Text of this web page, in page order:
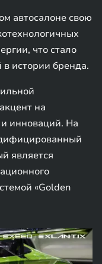
автосалоне свою
что стало
истории бренда.
на
и инноваций. На
является
«Golden